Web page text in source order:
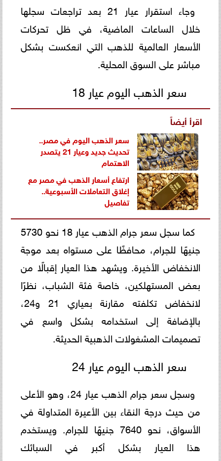
وجاء استقرار عيار 21 بعد تراجعات سجلها
خلال الساعات الماضية، في ظل تحركات
الأسعار العالمية للذهب التي انعكست بشكل
مباشر على السوق المحلية.
سعر الذهب اليوم عيار 18
اقرأ أيضاً
سعر الذهب اليوم في مصر..
تحديث جديد وعيار 21 يتصدر
الاهتمام
ارتفاع أسعار الذهب في مصر مع
إغلاق التعاملات الأسبوعية..
تفاصيل
كما سجل سعر جرام الذهب عيار 18 نحو 5730
جنيهًا للجرام، محافظًا على مستواه بعد موجة
الانخفاض الأخيرة. ويشهد هذا العيار إقبالًا من
بعض المستهلكين، خاصة فئة الشباب، نظرًا
لانخفاض تكلفته مقارنة بعياري 21 و24،
بالإضافة إلى استخدامه بشكل واسع في
تصميمات المشغولات الذهبية الحديثة.
سعر الذهب اليوم عيار 24
وسجل سعر جرام الذهب عيار 24، وهو الأعلى
من حيث درجة النقاء بين الأعيرة المتداولة في
الأسواق، نحو 7640 جنيهًا للجرام. ويستخدم
هذا العيار بشكل أكبر في السبائك